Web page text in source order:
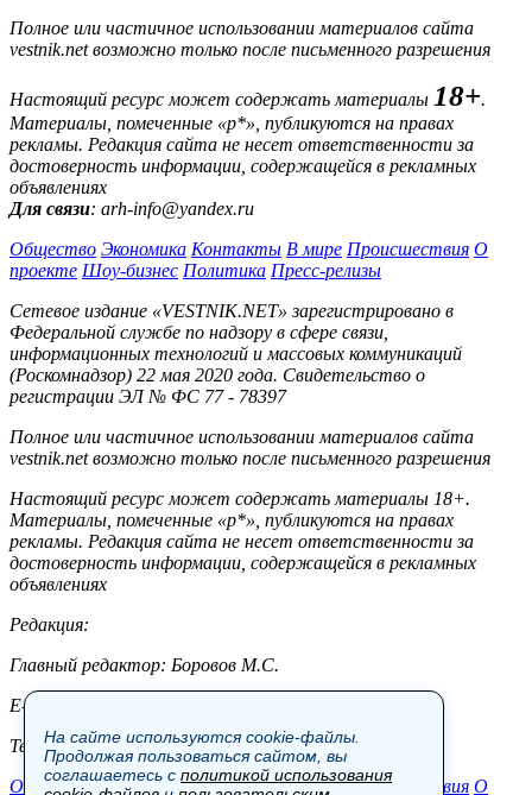
Полное или частичное использовании материалов сайта
vestnik.net возможно только после письменного разрешения
Настоящий ресурс может содержать материалы 18+.
Материалы, помеченные «р*», публикуются на правах
рекламы. Редакция сайта не несет ответственности за
достоверность информации, содержащейся в рекламных
объявлениях
Для связи: arh-info@yandex.ru
Общество Экономика Контакты В мире Происшествия О
проекте Шоу-бизнес Политика Пресс-релизы
Сетевое издание «VESTNIK.NET» зарегистрировано в
Федеральной службе по надзору в сфере связи,
информационных технологий и массовых коммуникаций
(Роскомнадзор) 22 мая 2020 года. Свидетельство о
регистрации ЭЛ № ФС 77 - 78397
Полное или частичное использовании материалов сайта
vestnik.net возможно только после письменного разрешения
Настоящий ресурс может содержать материалы 18+.
Материалы, помеченные «р*», публикуются на правах
рекламы. Редакция сайта не несет ответственности за
достоверность информации, содержащейся в рекламных
объявлениях
Редакция:
Главный редактор: Боровов М.С.
E-mail: site@vestnik.net, reb.msk@yandex.ru
Тел.: +7 (921) 720-00-97
Общество Экономика Контакты В мире Происшествия О
На сайте используются cookie-файлы.
Продолжая пользоваться сайтом, вы
соглашаетесь с политикой использования